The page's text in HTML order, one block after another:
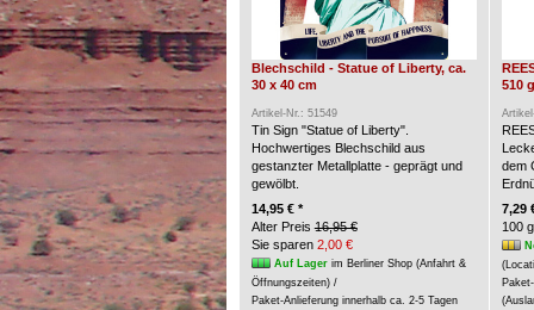
Blechschild - Statue of Liberty, ca.
30 x 40 cm
Artikel-Nr.: 51549
Tin Sign "Statue of Liberty".
Hochwertiges Blechschild aus
gestanzter Metallplatte - geprägt und
gewölbt.
14,95 € *
Alter Preis 16,95 €
Sie sparen 2,00 €
Auf Lagerim Berliner Shop (Anfahrt &
Öffnungszeiten) /
Paket-Anlieferung innerhalb ca. 2-5 Tagen
510
dem
7,29
100